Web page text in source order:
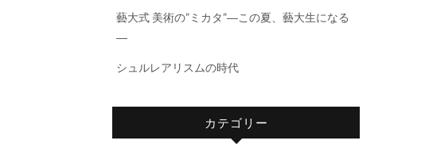
藝大式 美術の”ミカタ”―この夏、藝大生になる
―
シュルレアリスムの時代
カテゴリー